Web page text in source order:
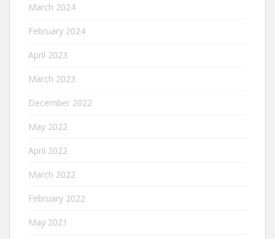
March 2024
February 2024
April 2023
March 2023
December 2022
May 2022
April 2022
March 2022
February 2022
May 2021